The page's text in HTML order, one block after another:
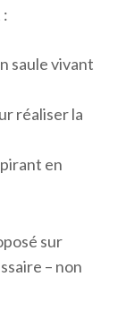
saule vivant
réaliser la
en
sur
– non